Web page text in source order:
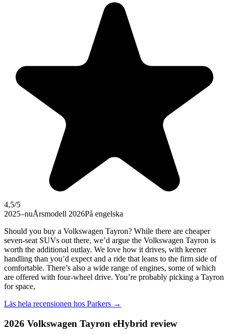
4,5/5
2025–nuÅrsmodell 2026På engelska
Should you buy a Volkswagen Tayron? While there are cheaper
seven-seat SUVs out there, we’d argue the Volkswagen Tayron is
worth the additional outlay. We love how it drives, with keener
handling than you’d expect and a ride that leans to the firm side of
comfortable. There’s also a wide range of engines, some of which
are offered with four-wheel drive. You’re probably picking a Tayron
for space,
Läs hela recensionen hos Parkers →
2026 Volkswagen Tayron eHybrid review